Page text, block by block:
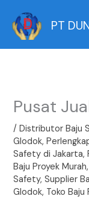
content
PT
Pusat
/Distributor Baju
Glodok,
Safety di Jakarta,
Baju Proyek Murah
Safety,Supplier
Glodok, Toko Baju